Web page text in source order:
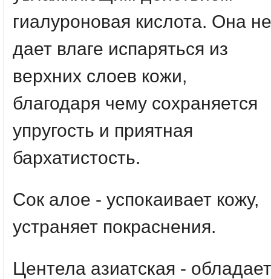
гиалуроновая кислота. Она не
дает влаге испаряться из
верхних слоев кожи,
благодаря чему сохраняется
упругость и приятная
бархатистость.
Сок алое - успокаивает кожу,
устраняет покраснения.
Центела азиатская - обладает